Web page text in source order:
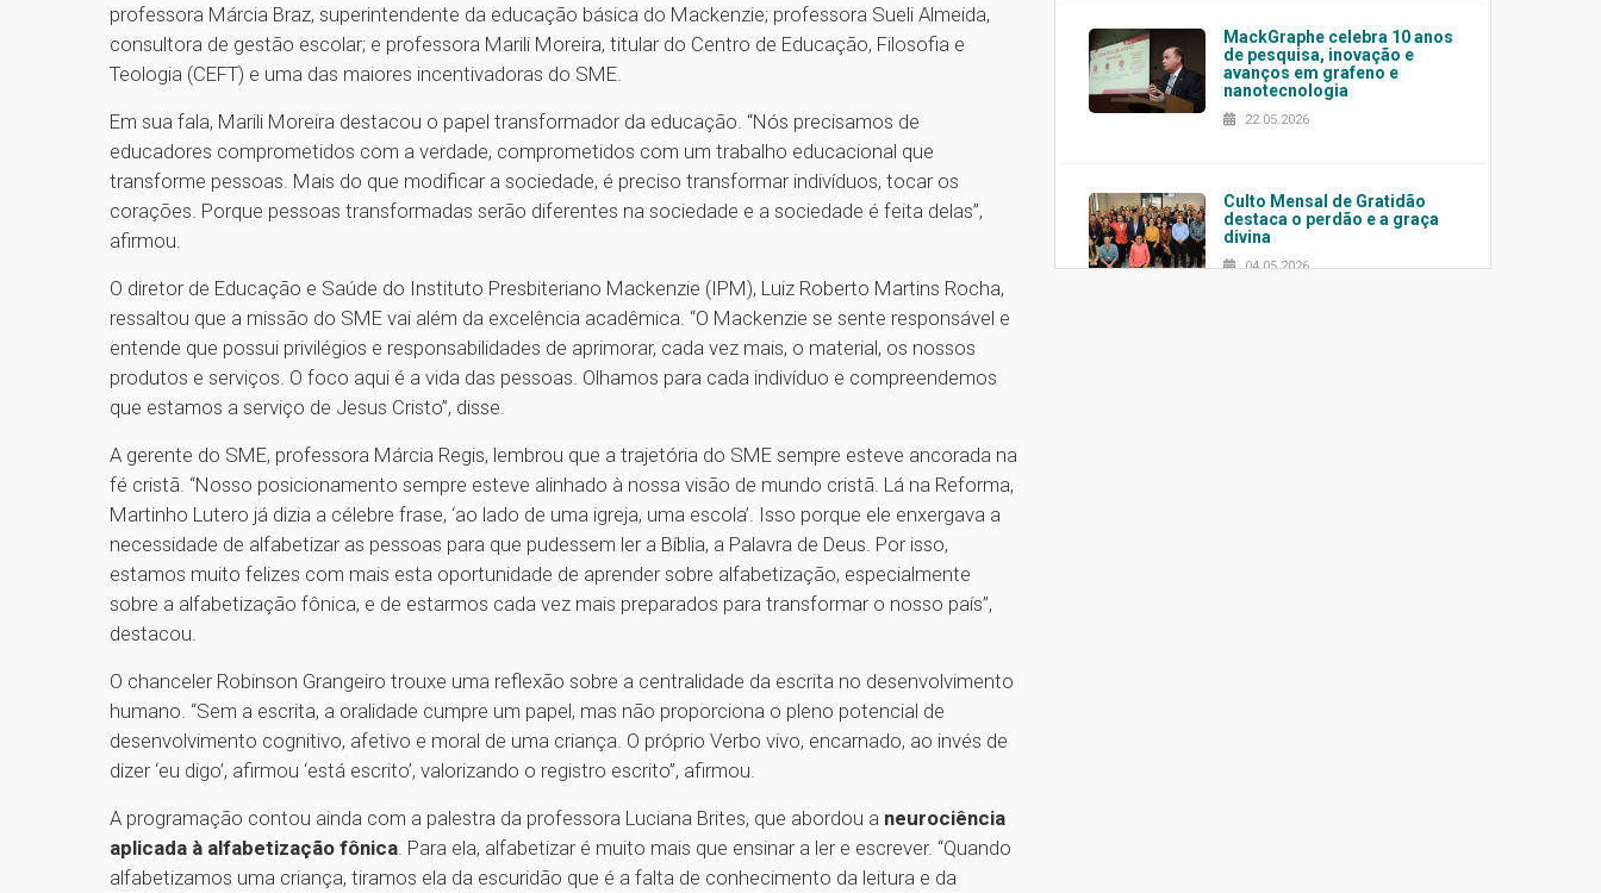
professora Márcia Braz, superintendente da educação básica do Mackenzie; professora Sueli Almeida,
consultora de gestão escolar; e professora Marili Moreira, titular do Centro de Educação, Filosofia e
Teologia (CEFT) e uma das maiores incentivadoras do SME.
Em sua fala, Marili Moreira destacou o papel transformador da educação. “Nós precisamos de
educadores comprometidos com a verdade, comprometidos com um trabalho educacional que
transforme pessoas. Mais do que modificar a sociedade, é preciso transformar indivíduos, tocar os
corações. Porque pessoas transformadas serão diferentes na sociedade e a sociedade é feita delas”,
afirmou.
O diretor de Educação e Saúde do Instituto Presbiteriano Mackenzie (IPM), Luiz Roberto Martins Rocha,
ressaltou que a missão do SME vai além da excelência acadêmica. “O Mackenzie se sente responsável e
entende que possui privilégios e responsabilidades de aprimorar, cada vez mais, o material, os nossos
produtos e serviços. O foco aqui é a vida das pessoas. Olhamos para cada indivíduo e compreendemos
que estamos a serviço de Jesus Cristo”, disse.
A gerente do SME, professora Márcia Regis, lembrou que a trajetória do SME sempre esteve ancorada na
fé cristã. “Nosso posicionamento sempre esteve alinhado à nossa visão de mundo cristã. Lá na Reforma,
Martinho Lutero já dizia a célebre frase, ‘ao lado de uma igreja, uma escola’. Isso porque ele enxergava a
necessidade de alfabetizar as pessoas para que pudessem ler a Bíblia, a Palavra de Deus. Por isso,
estamos muito felizes com mais esta oportunidade de aprender sobre alfabetização, especialmente
sobre a alfabetização fônica, e de estarmos cada vez mais preparados para transformar o nosso país”,
destacou.
O chanceler Robinson Grangeiro trouxe uma reflexão sobre a centralidade da escrita no desenvolvimento
humano. “Sem a escrita, a oralidade cumpre um papel, mas não proporciona o pleno potencial de
desenvolvimento cognitivo, afetivo e moral de uma criança. O próprio Verbo vivo, encarnado, ao invés de
dizer ‘eu digo’, afirmou ‘está escrito’, valorizando o registro escrito”, afirmou.
A programação contou ainda com a palestra da professora Luciana Brites, que abordou a neurociência
aplicada à alfabetização fônica . Para ela, alfabetizar é muito mais que ensinar a ler e escrever. “Quando
alfabetizamos uma criança, tiramos ela da escuridão que é a falta de conhecimento da leitura e da
MackGraphe celebra 10 anos
de pesquisa, inovação e
avanços em grafeno e
nanotecnologia
22.05.2026
Culto Mensal de Gratidão
destaca o perdão e a graça
divina
04.05.2026